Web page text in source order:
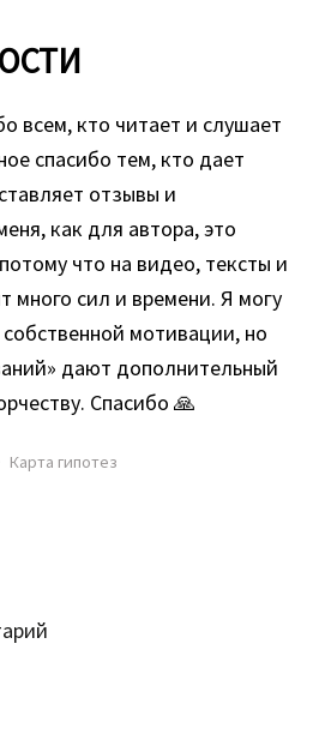
всем, кто читает и слушает
спасибо тем, кто дает
отзывы и
как для автора, это
что на видео, тексты и
много сил и времени. Я могу
мотивации, но
дают дополнительный
Спасибо 🙏
Карта гипотез